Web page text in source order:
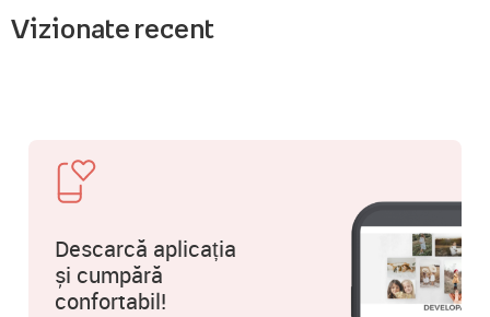
Vizionate recent
Descarcă aplicația
și cumpără
confortabil!